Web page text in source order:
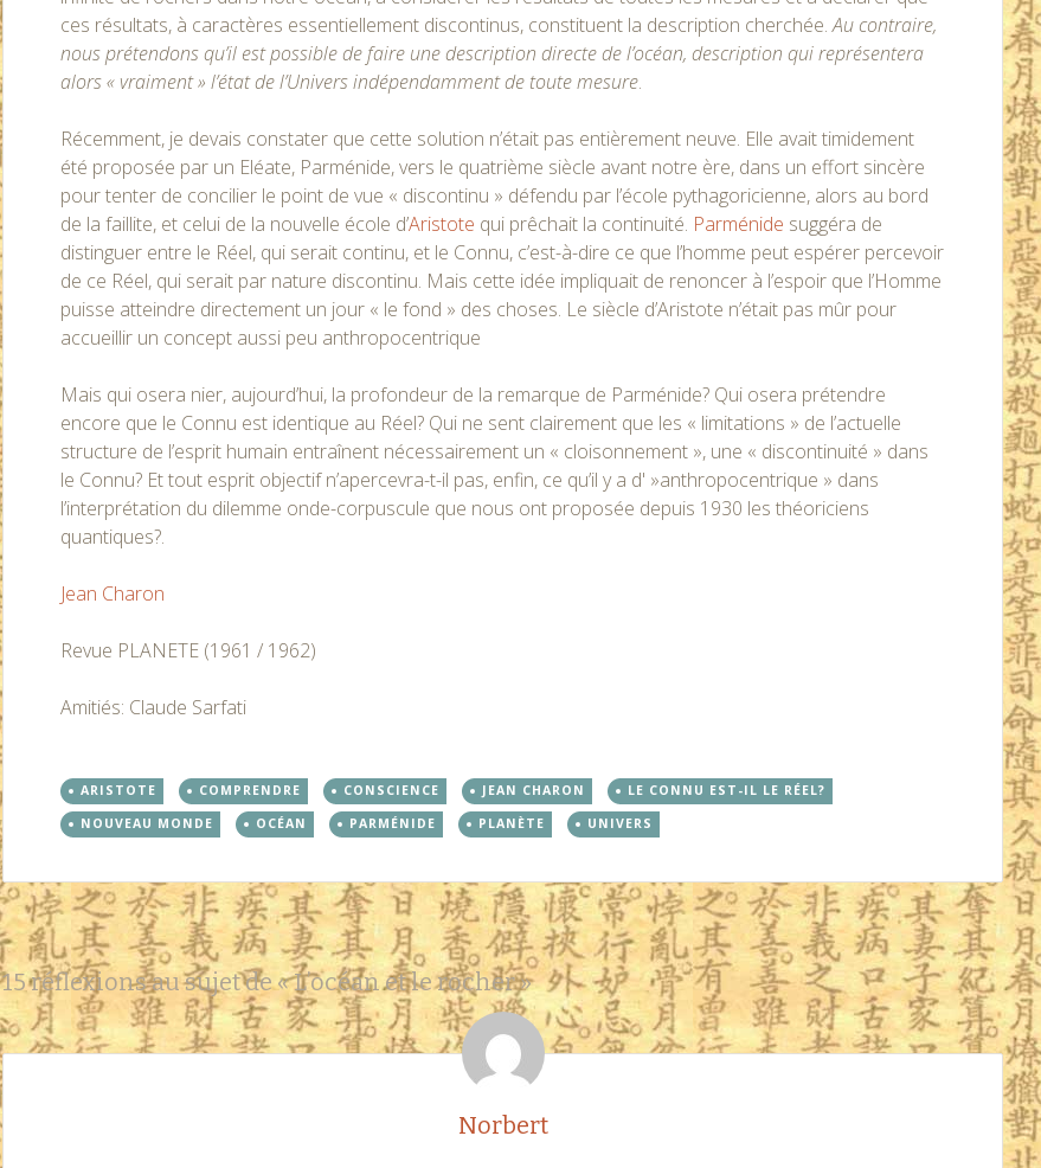
ces résultats, à caractères essentiellement discontinus, constituent la description cherchée.Au contraire,
nous prétendons qu’il est possible de faire une description directe de l’océan, description qui représentera
alors « vraiment » l’état de l’Univers indépendamment de toute mesure.
Récemment, je devais constater que cette solution n’était pas entièrement neuve. Elle avait timidement
été proposée par un Eléate, Parménide, vers le quatrième siècle avant notre ère, dans un effort sincère
pour tenter de concilier le point de vue « discontinu » défendu par l’école pythagoricienne, alors au bord
de la faillite, et celui de la nouvelle école d’Aristote qui prêchait la continuité. Parménide suggéra de
distinguer entre le Réel, qui serait continu, et le Connu, c’est-à-dire ce que l’homme peut espérer percevoir
de ce Réel, qui serait par nature discontinu. Mais cette idée impliquait de renoncer à l’espoir que l’Homme
puisse atteindre directement un jour « le fond » des choses. Le siècle d’Aristote n’était pas mûr pour
accueillir un concept aussi peu anthropocentrique
Mais qui osera nier, aujourd’hui, la profondeur de la remarque de Parménide? Qui osera prétendre
encore que le Connu est identique au Réel? Qui ne sent clairement que les « limitations » de l’actuelle
structure de l’esprit humain entraînent nécessairement un « cloisonnement », une « discontinuité » dans
le Connu? Et tout esprit objectif n’apercevra-t-il pas, enfin, ce qu’il y a d' »anthropocentrique » dans
l’interprétation du dilemme onde-corpuscule que nous ont proposée depuis 1930 les théoriciens
quantiques?.
Jean Charon
Revue PLANETE (1961 / 1962)
Amitiés: Claude Sarfati
ARISTOTE COMPRENDRE CONSCIENCE JEAN CHARON
LE CONNU EST-IL LE RÉEL?
NOUVEAU MONDE
OCÉAN PARMÉNIDE PLANÈTE UNIVERS
Navigation
des
articles
←
→
15 réflexions au sujet de «L’océan et le rocher»
Norbert